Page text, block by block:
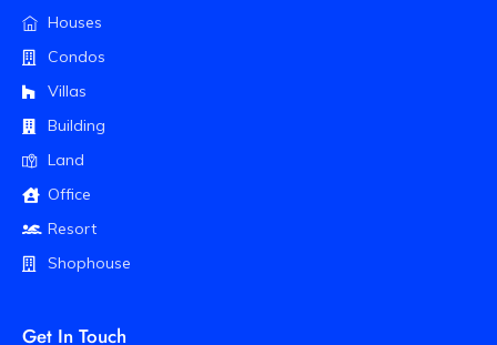
Houses
Condos
Villas
Building
Land
Office
Resort
Shophouse
Get In Touch